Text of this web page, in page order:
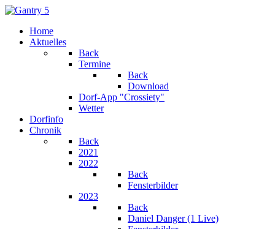
Home
Aktuelles
Back
Termine
Back
Download
Dorf-App "Crossiety"
Wetter
Dorfinfo
Chronik
Back
2021
2022
Back
Fensterbilder
2023
Back
Daniel Danger (1 Live)